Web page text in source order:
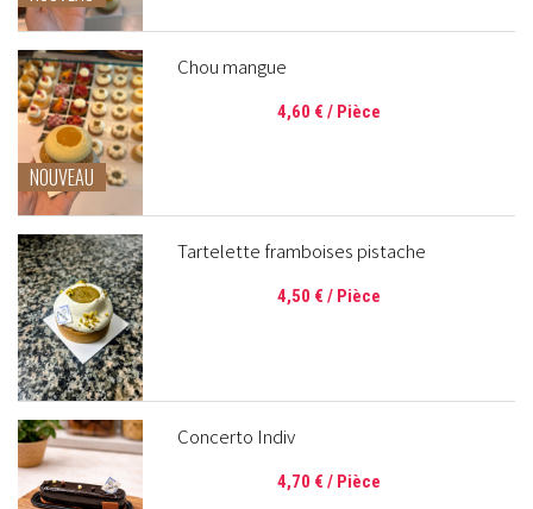
NOUVEAU
Chou mangue
4,60 € / Pièce
Tartelette framboises pistache
4,50 € / Pièce
Concerto Indiv
4,70 € / Pièce